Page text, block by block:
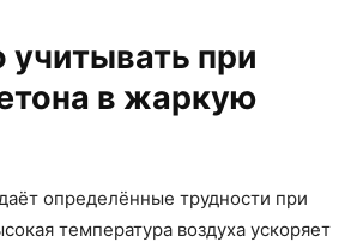
при
в жаркую
определённые трудности при
температура воздуха ускоряет